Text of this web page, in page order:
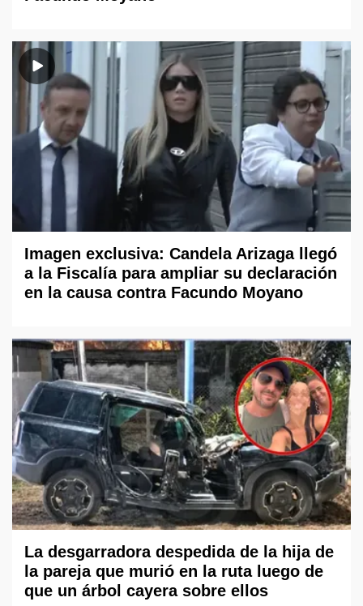
Imagen exclusiva: Candela Arizaga llegó
a la Fiscalía para ampliar su declaración
en la causa contra Facundo Moyano
La desgarradora despedida de la hija de
la pareja que murió en la ruta luego de
que un árbol cayera sobre ellos